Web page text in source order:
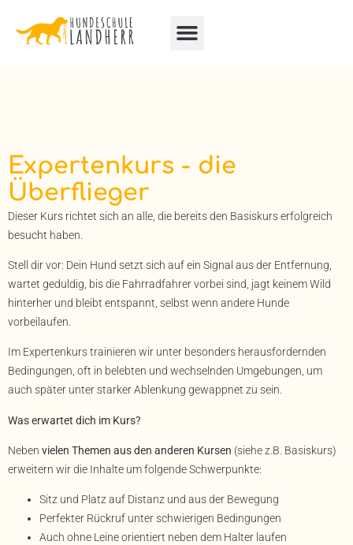
Expertenkurs - die
Überflieger
Dieser Kurs richtet sich an alle, die bereits den Basiskurs erfolgreich
besucht haben.
Stell dir vor: Dein Hund setzt sich auf ein Signal aus der Entfernung,
wartet geduldig, bis die Fahrradfahrer vorbei sind, jagt keinem Wild
hinterher und bleibt entspannt, selbst wenn andere Hunde
vorbeilaufen.
Im Expertenkurs trainieren wir unter besonders herausfordernden
Bedingungen, oft in belebten und wechselnden Umgebungen, um
auch später unter starker Ablenkung gewappnet zu sein.
Was erwartet dich im Kurs?
Neben vielen Themen aus den anderen Kursen (siehe z.B. Basiskurs)
erweitern wir die Inhalte um folgende Schwerpunkte:
Sitz und Platz auf Distanz und aus der Bewegung
Perfekter Rückruf unter schwierigen Bedingungen
Auch ohne Leine orientiert neben dem Halter laufen